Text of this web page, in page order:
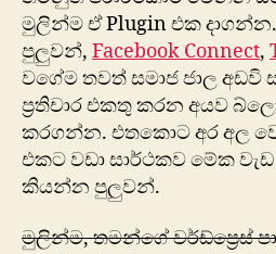
මුලින්ම ඒ Plugin එක
පුලුවන්, Facebook Connect,
ව‍ගේම තවත් සමාජ ජාල අඩවි
ප්‍රතිචාර එකතු කරන අයව
කරගන්න. එතකොට අර අල
එකට වඩා සාර්ථකව මේක
කියන්න පුලුවන්.
මුලින්ම, තමන්ගේ වර්ඩ්ප්‍රෙස්